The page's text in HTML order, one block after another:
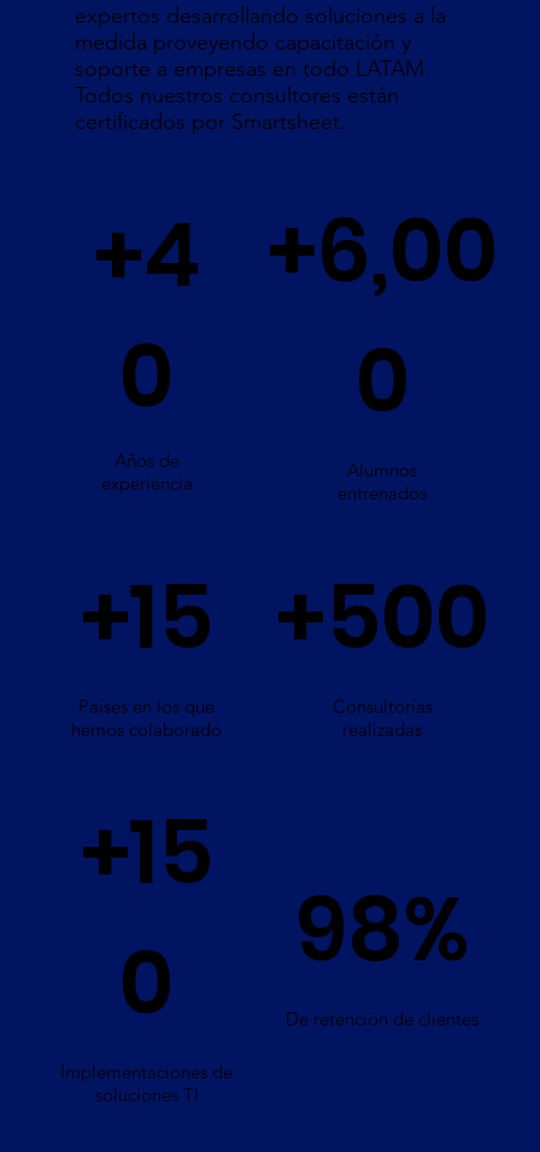
expertos desarrollando soluciones a la
medida proveyendo capacitación y
soporte a empresas en todo LATAM.
Todos nuestros consultores están
certificados por Smartsheet.
+4
0
Años de
experiencia
+6,00
0
Alumnos
entrenados
+500
Consultorías
realizadas
+15
0
Implementaciones de
soluciones TI
+15
Países en los que
hemos colaborado
98%
De retención de clientes